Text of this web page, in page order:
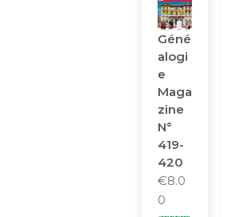
Géné
Alogi
E
Maga
Zine
N°
419-
420
€8.0
0